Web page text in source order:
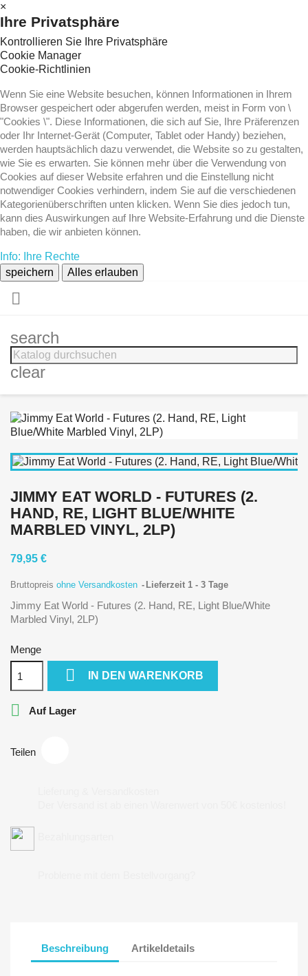
×
Ihre Privatsphäre
Kontrollieren Sie Ihre Privatsphäre
Cookie Manager
Cookie-Richtlinien
Wenn Sie eine Website besuchen, können Informationen in Ihrem
Browser gespeichert oder abgerufen werden, meist in Form von \
"Cookies \". Diese Informationen, die sich auf Sie, Ihre Präferenzen
oder Ihr Internet-Gerät (Computer, Tablet oder Handy) beziehen,
werden hauptsächlich dazu verwendet, die Website so zu gestalten,
wie Sie es erwarten. Sie können mehr über die Verwendung von
Cookies auf dieser Website erfahren und die Einstellung nicht
notwendiger Cookies verhindern, indem Sie auf die verschiedenen
Kategorienüberschriften unten klicken. Wenn Sie dies jedoch tun,
kann dies Auswirkungen auf Ihre Website-Erfahrung und die Dienste
haben, die wir anbieten können.
Info: Ihre Rechte
speichern
Alles erlauben

search
clear
JIMMY EAT WORLD - FUTURES (2.
HAND, RE, LIGHT BLUE/WHITE
MARBLED VINYL, 2LP)
79,95 €
Bruttopreis ohne Versandkosten Lieferzeit 1 - 3 Tage
Jimmy Eat World - Futures (2. Hand, RE, Light Blue/White
Marbled Vinyl, 2LP)
Menge
 IN DEN WARENKORB
 Auf Lager
Teilen
Beschreibung Artikeldetails